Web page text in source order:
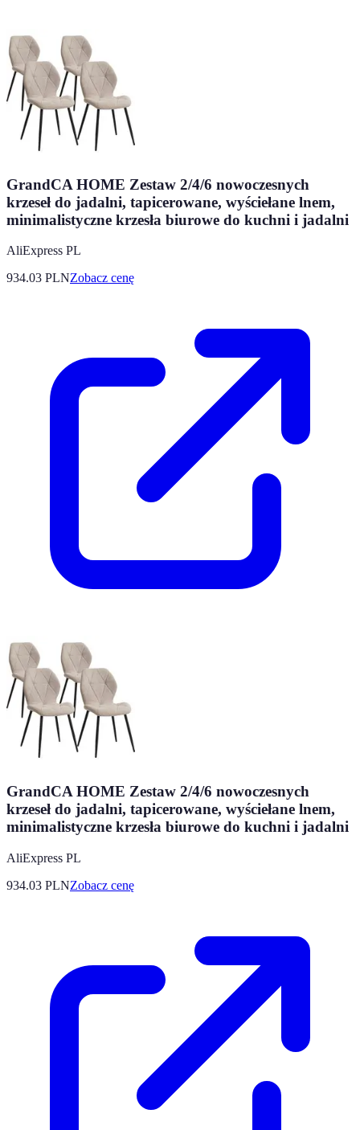
GrandCA HOME Zestaw 2/4/6 nowoczesnych
krzeseł do jadalni, tapicerowane, wyściełane lnem,
minimalistyczne krzesła biurowe do kuchni i jadalni
AliExpress PL
934.03 PLNZobacz cenę
GrandCA HOME Zestaw 2/4/6 nowoczesnych
krzeseł do jadalni, tapicerowane, wyściełane lnem,
minimalistyczne krzesła biurowe do kuchni i jadalni
AliExpress PL
934.03 PLNZobacz cenę